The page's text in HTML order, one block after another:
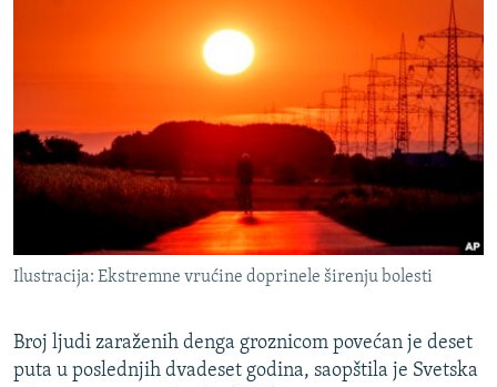
ISPRIČAJ MI
DNEVNO@RSE
SPECIJALI RSE
VIŠE OD NASLOVA
GENOCID U SREBRENICI
POPLAVE I KLIZIŠTA U BIH 2024.
TV LIBERTY
PRATITE NAS
Sve RFE/RL stranice
Ilustracija: Ekstremne vrućine doprinele širenju bolesti
Broj ljudi zaraženih denga groznicom povećan je deset
puta u poslednjih dvadeset godina, saopštila je Svetska